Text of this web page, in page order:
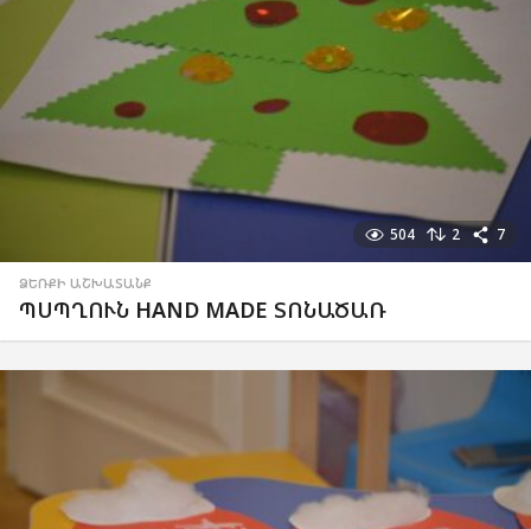
504 2 7
ՁԵՌՔԻ ԱՇԽԱՏԱՆՔ
ՊՍՊՂՈՒՆ HAND MADE ՏՈՆԱԾԱՌ